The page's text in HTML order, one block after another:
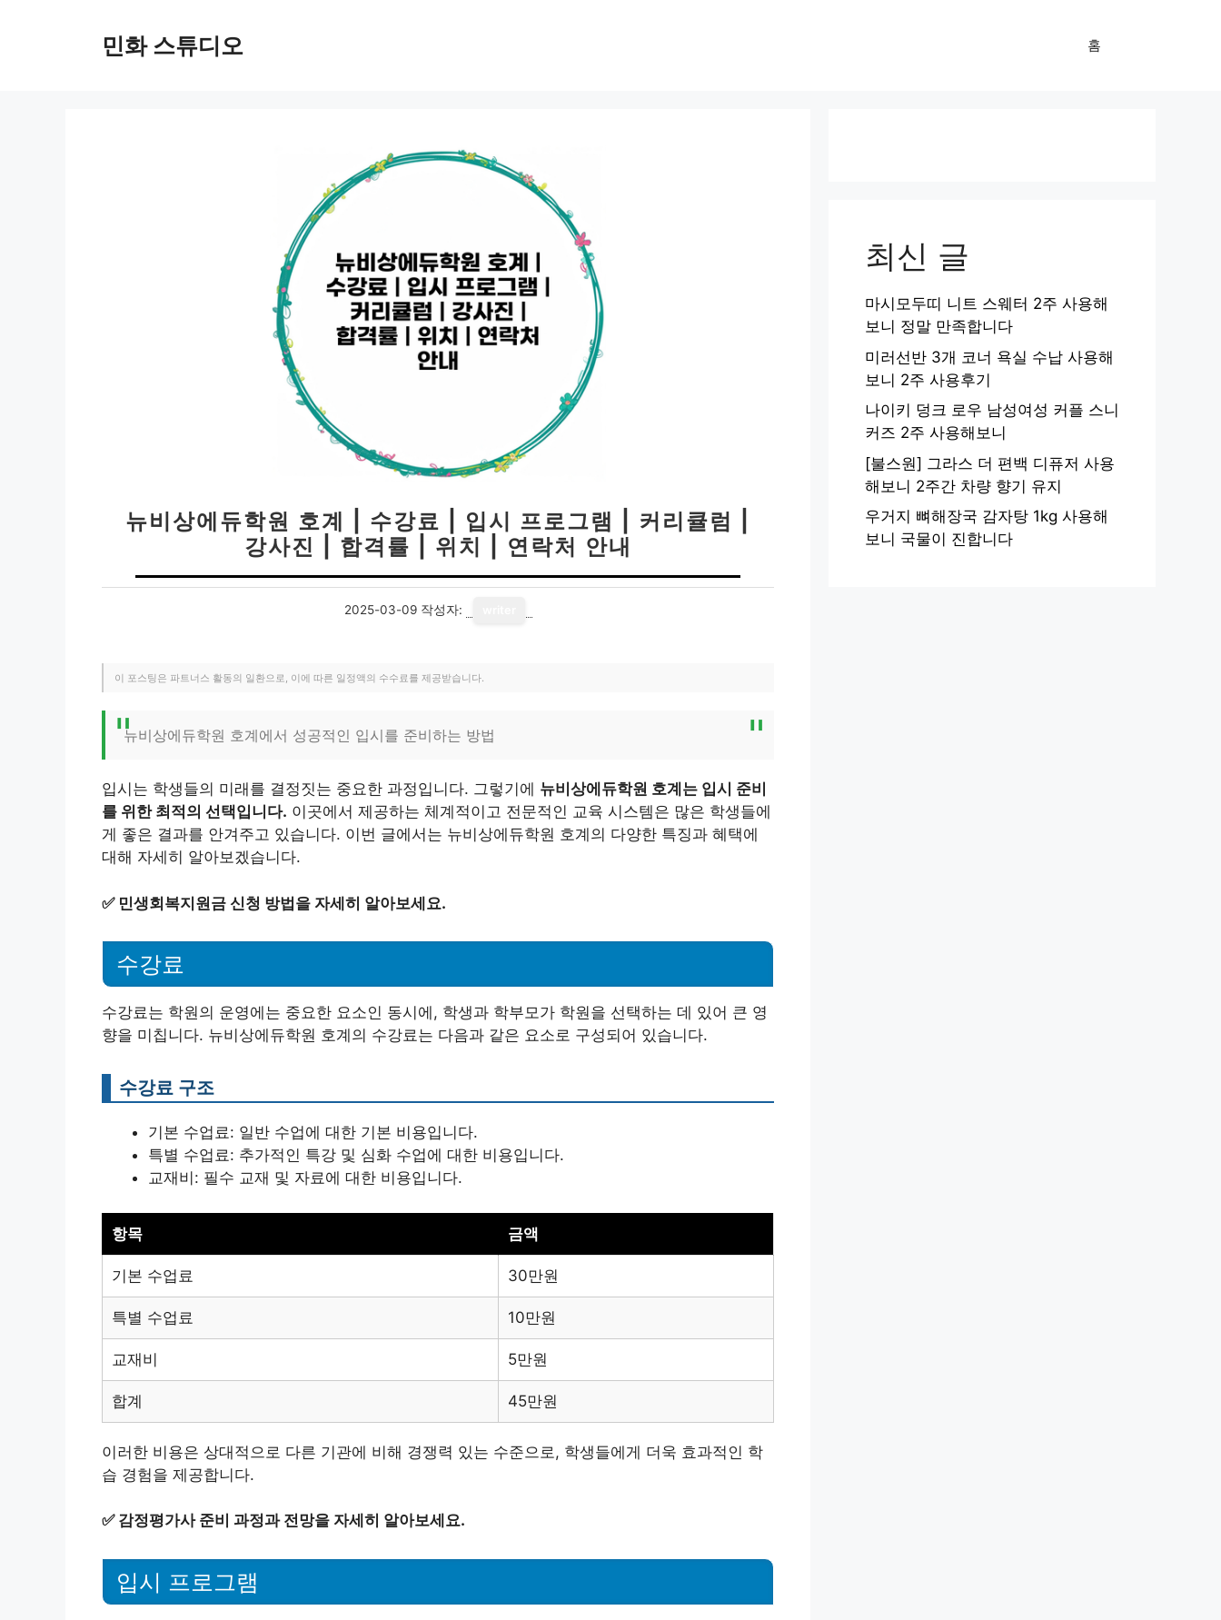
민화 스튜디오 홈
뉴비상에듀학원 호계 | 수강료 | 입시 프로그램 | 커리큘럼 |
강사진 | 합격률 | 위치 | 연락처 안내
2025-03-09 작성자:
이 포스팅은 파트너스 활동의 일환으로, 이에 따른 일정액의 수수료를 제공받습니다.
뉴비상에듀학원 호계에서 성공적인 입시를 준비하는 방법
입시는 학생들의 미래를 결정짓는 중요한 과정입니다. 그렇기에 뉴비상에듀학원 호계는 입시 준비
를 위한 최적의 선택입니다. 이곳에서 제공하는 체계적이고 전문적인 교육 시스템은 많은 학생들에
게 좋은 결과를 안겨주고 있습니다. 이번 글에서는 뉴비상에듀학원 호계의 다양한 특징과 혜택에
대해 자세히 알아보겠습니다.
✅ 민생회복지원금 신청 방법을 자세히 알아보세요.
수강료
수강료는 학원의 운영에는 중요한 요소인 동시에, 학생과 학부모가 학원을 선택하는 데 있어 큰 영
향을 미칩니다. 뉴비상에듀학원 호계의 수강료는 다음과 같은 요소로 구성되어 있습니다.
수강료 구조
기본 수업료: 일반 수업에 대한 기본 비용입니다.
특별 수업료: 추가적인 특강 및 심화 수업에 대한 비용입니다.
교재비: 필수 교재 및 자료에 대한 비용입니다.
항목 금액
기본 수업료 30만원
특별 수업료 10만원
교재비 5만원
합계 45만원
이러한 비용은 상대적으로 다른 기관에 비해 경쟁력 있는 수준으로, 학생들에게 더욱 효과적인 학
습 경험을 제공합니다.
✅ 감정평가사 준비 과정과 전망을 자세히 알아보세요.
입시 프로그램
최신 글
마시모두띠 니트 스웨터 2주 사용해
보니 정말 만족합니다
미러선반 3개 코너 욕실 수납 사용해
보니 2주 사용후기
나이키 덩크 로우 남성여성 커플 스니
커즈 2주 사용해보니
[불스원] 그라스 더 편백 디퓨저 사용
해보니 2주간 차량 향기 유지
우거지 뼈해장국 감자탕 1kg 사용해
보니 국물이 진합니다